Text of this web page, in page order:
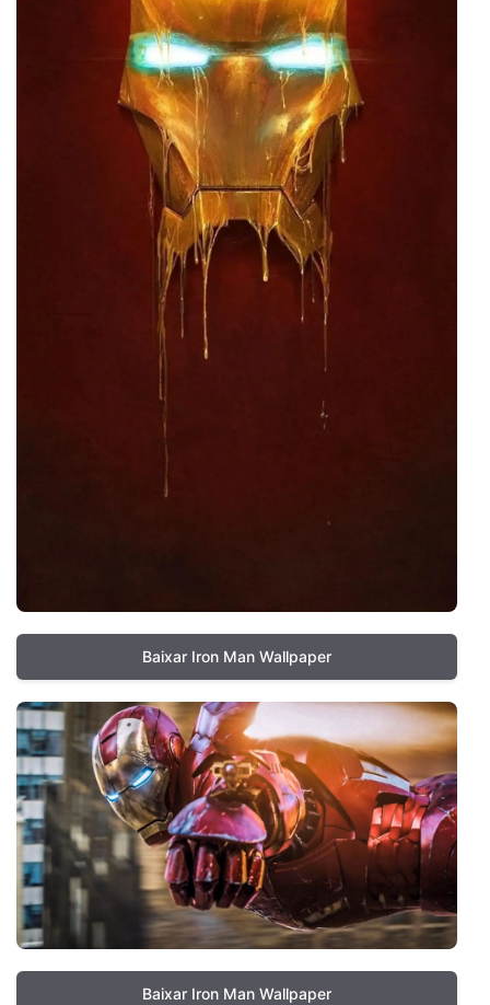
Baixar Iron Man Wallpaper
Baixar Iron Man Wallpaper